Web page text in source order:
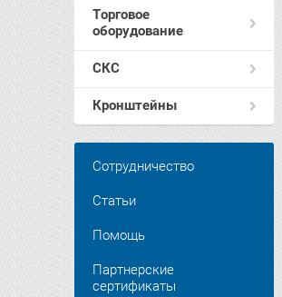
Торговое
оборудование
СКС
Кронштейны
Сотрудничество
Статьи
Помощь
Партнерские
сертификаты